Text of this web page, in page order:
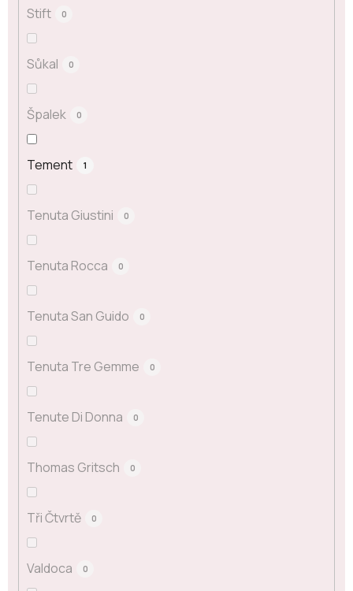
Stift 0
Sůkal 0
Špalek 0
Tement 1
Tenuta Giustini 0
Tenuta Rocca 0
Tenuta San Guido 0
Tenuta Tre Gemme 0
Tenute Di Donna 0
Thomas Gritsch 0
Tři Čtvrtě 0
Valdoca 0